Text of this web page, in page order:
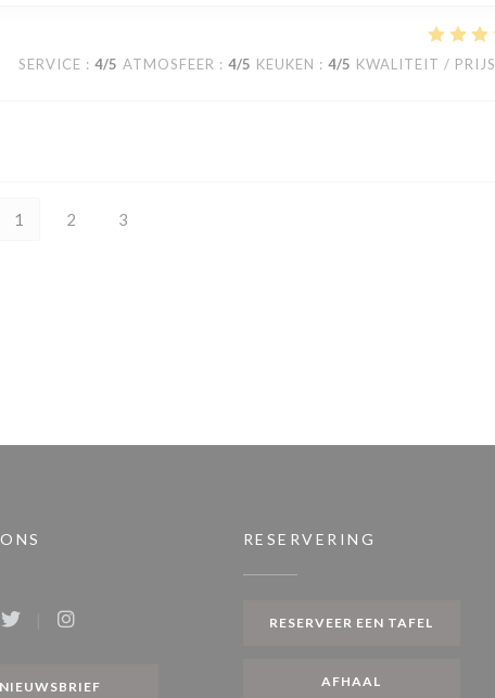
SERVICE : 4/5 ATMOSFEER : 4/5 KEUKEN : 4/5 KWALITEIT / PRIJS
1 2 3
NIEUWSBRIEF
RESERVERING
RESERVEER EEN TAFEL
AFHAAL